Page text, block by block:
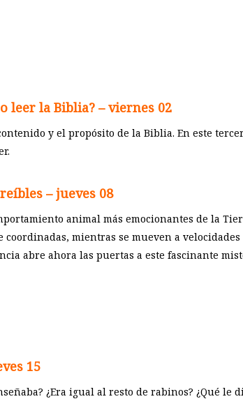
leer la Biblia? – viernes 02
y el propósito de la Biblia. En este
– jueves 08
animal más emocionantes de la
mientras se mueven a velocidades
abre ahora las puertas a este fascinante
15
¿Era igual al resto de rabinos? ¿Qué